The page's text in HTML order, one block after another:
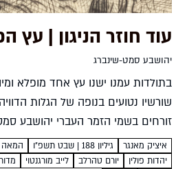
עוד חוזר הניגון | עץ
יהושבע סמט-שינברג
בתולדות עמנו ישנו עץ אחד מופלא
שורשיו נטועים בנופה של הגלות
זורחים בשמי הזמר העברי יהושבע
מלים: לייב מורגנטוימיידיש: יורם
לקריאה...
איציק מאנגר גיליון 188 | שבט תשפ״ו המאה
יהדות פולין
יורם טהרלב לייב מורגנטוי